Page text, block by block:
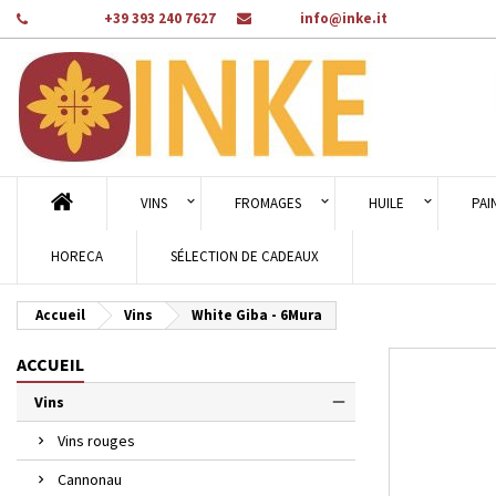
+39 393 240 7627 info@inke.it
VINS FROMAGES HUILE
HORECA SÉLECTION DE CADEAUX
Accueil Vins White Giba - 6Mura
ACCUEIL
Vins
Vins rouges
Cannonau